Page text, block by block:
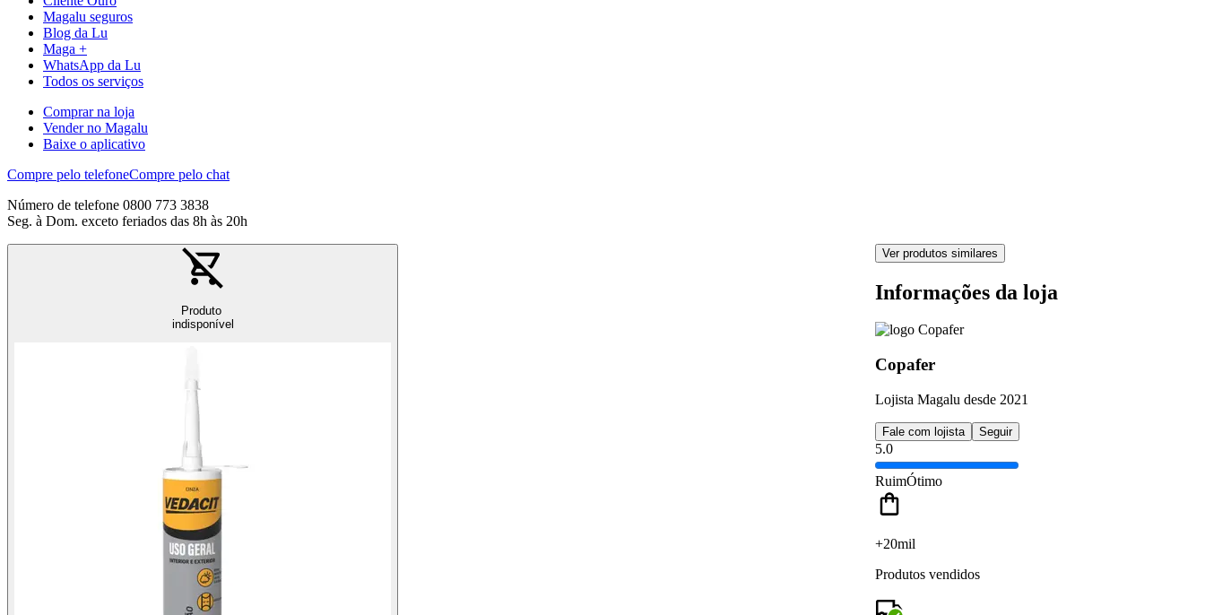
Magalu seguros
Blog da Lu
Maga +
WhatsApp da Lu
Todos os serviços
Comprar na loja
Vender no Magalu
Baixe o aplicativo
Compre pelo telefoneCompre pelo chat
Número de telefone 0800 773 3838
Seg. à Dom. exceto feriados das 8h às 20h
Produto
indisponível
Ver produtos similares
Informações da loja
Copafer
Lojista Magalu desde 2021
Fale com lojista Seguir
5.0
RuimÓtimo
+20mil
Produtos vendidos